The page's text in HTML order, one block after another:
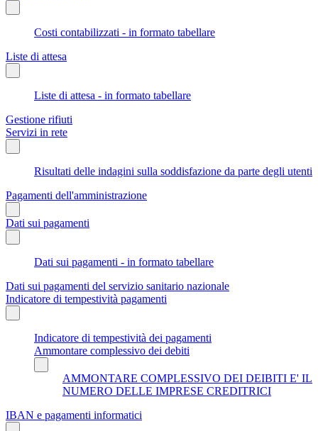
Costi contabilizzati - in formato tabellare
Liste di attesa
Liste di attesa - in formato tabellare
Gestione rifiuti
Servizi in rete
Risultati delle indagini sulla soddisfazione da parte degli utenti
Pagamenti dell'amministrazione
Dati sui pagamenti
Dati sui pagamenti - in formato tabellare
Dati sui pagamenti del servizio sanitario nazionale
Indicatore di tempestività pagamenti
Indicatore di tempestività dei pagamenti
Ammontare complessivo dei debiti
AMMONTARE COMPLESSIVO DEI DEIBITI E' IL
NUMERO DELLE IMPRESE CREDITRICI
IBAN e pagamenti informatici